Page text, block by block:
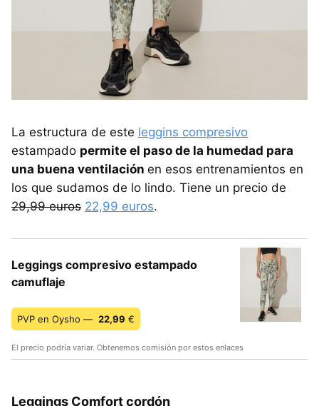
La estructura de este leggins compresivo
estampado permite el paso de la humedad para
una buena ventilación en esos entrenamientos en
los que sudamos de lo lindo. Tiene un precio de
29,99 euros 22,99 euros.
Leggings compresivo estampado
camuflaje
PVP en Oysho — 22,99 €
El precio podría variar. Obtenemos comisión por estos enlaces
Leggings Comfort cordón